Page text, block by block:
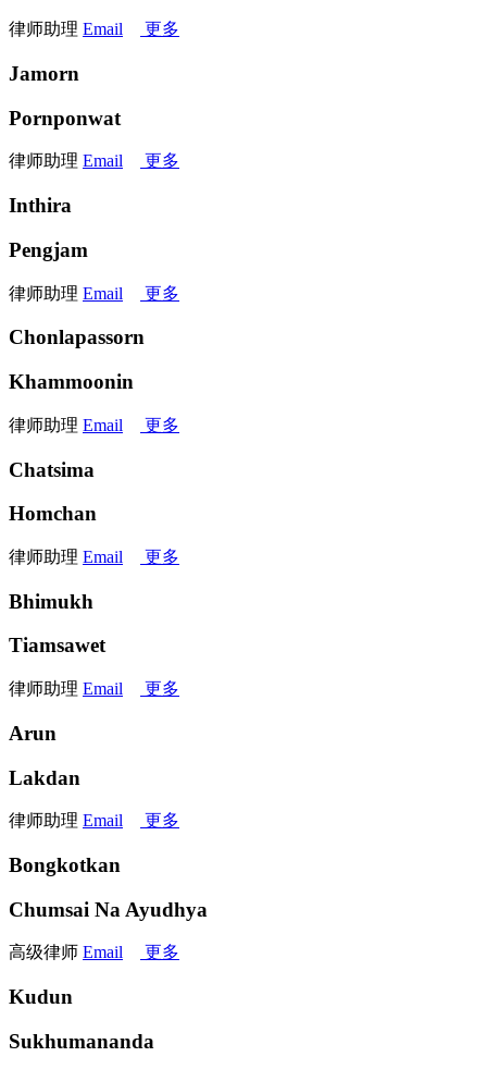
律师助理 Email 更多
Jamorn
Pornponwat
律师助理 Email 更多
Inthira
Pengjam
律师助理 Email 更多
Chonlapassorn
Khammoonin
律师助理 Email 更多
Chatsima
Homchan
律师助理 Email 更多
Bhimukh
Tiamsawet
律师助理 Email 更多
Arun
Lakdan
律师助理 Email 更多
Bongkotkan
Chumsai Na Ayudhya
高级律师 Email 更多
Kudun
Sukhumananda